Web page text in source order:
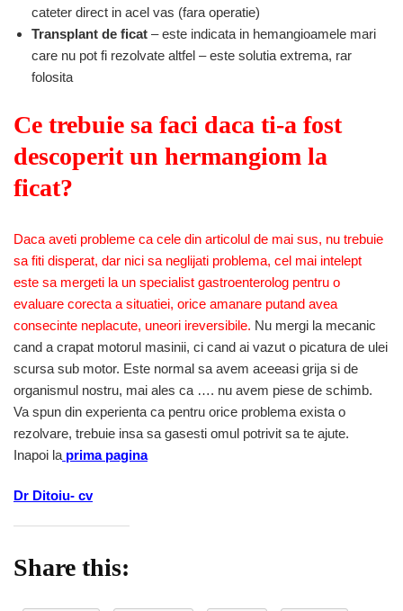
cateter direct in acel vas (fara operatie)
Transplant de ficat – este indicata in hemangioamele mari
care nu pot fi rezolvate altfel – este solutia extrema, rar
folosita
Ce trebuie sa faci daca ti-a fost
descoperit un hermangiom la
ficat?
Daca aveti probleme ca cele din articolul de mai sus, nu trebuie
sa fiti disperat, dar nici sa neglijati problema, cel mai intelept
este sa mergeti la un specialist gastroenterolog pentru o
evaluare corecta a situatiei, orice amanare putand avea
consecinte neplacute, uneori ireversibile. Nu mergi la mecanic
cand a crapat motorul masinii, ci cand ai vazut o picatura de ulei
scursa sub motor. Este normal sa avem aceeasi grija si de
organismul nostru, mai ales ca …. nu avem piese de schimb.
Va spun din experienta ca pentru orice problema exista o
rezolvare, trebuie insa sa gasesti omul potrivit sa te ajute.
Inapoi la prima pagina
Dr Ditoiu- cv
Share this: